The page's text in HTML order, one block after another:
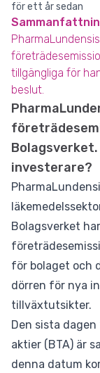
för ett år sedan
tillgängliga för
beslut.
investerare?
Bolagsverket
för bolaget och
dörren för nya
tillväxtutsikter.
Den sista
aktier (BTA) är
denna datum